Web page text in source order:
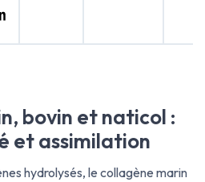
bovin et naticol :
et assimilation
hydrolysés, le collagène marin